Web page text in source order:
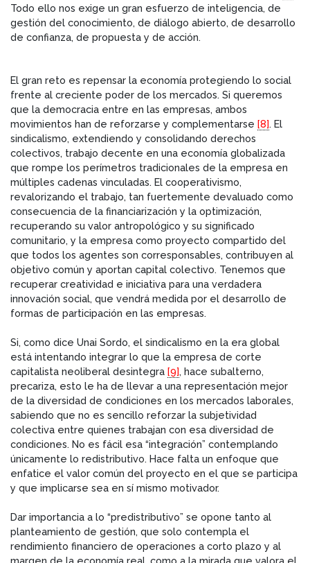
Todo ello nos exige un gran esfuerzo de inteligencia, de
gestión del conocimiento, de diálogo abierto, de desarrollo
de confianza, de propuesta y de acción.
El gran reto es repensar la economía protegiendo lo social
frente al creciente poder de los mercados. Si queremos
que la democracia entre en las empresas, ambos
movimientos han de reforzarse y complementarse [8]. El
sindicalismo, extendiendo y consolidando derechos
colectivos, trabajo decente en una economía globalizada
que rompe los perímetros tradicionales de la empresa en
múltiples cadenas vinculadas. El cooperativismo,
revalorizando el trabajo, tan fuertemente devaluado como
consecuencia de la financiarización y la optimización,
recuperando su valor antropológico y su significado
comunitario, y la empresa como proyecto compartido del
que todos los agentes son corresponsables, contribuyen al
objetivo común y aportan capital colectivo. Tenemos que
recuperar creatividad e iniciativa para una verdadera
innovación social, que vendrá medida por el desarrollo de
formas de participación en las empresas.
Si, como dice Unai Sordo, el sindicalismo en la era global
está intentando integrar lo que la empresa de corte
capitalista neoliberal desintegra [9], hace subalterno,
precariza, esto le ha de llevar a una representación mejor
de la diversidad de condiciones en los mercados laborales,
sabiendo que no es sencillo reforzar la subjetividad
colectiva entre quienes trabajan con esa diversidad de
condiciones. No es fácil esa “integración” contemplando
únicamente lo redistributivo. Hace falta un enfoque que
enfatice el valor común del proyecto en el que se participa
y que implicarse sea en sí mismo motivador.
Dar importancia a lo “predistributivo” se opone tanto al
planteamiento de gestión, que solo contempla el
rendimiento financiero de operaciones a corto plazo y al
margen de la economía real, como a la mirada que valora el